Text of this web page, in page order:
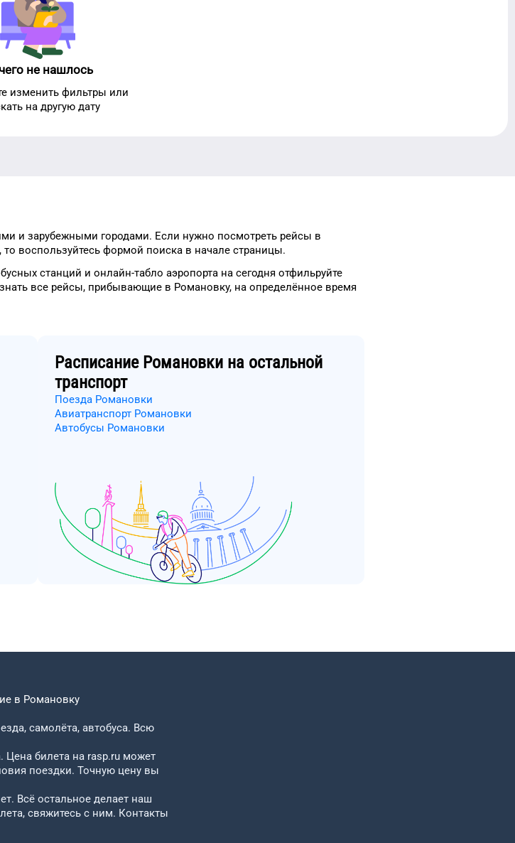
не нашлось
изменить фильтры или
на другую дату
и зарубежными городами. Если нужно посмотреть рейсы в
то воспользуйтесь формой поиска в начале страницы.
станций и онлайн-табло аэропорта на сегодня отфильруйте
все рейсы, прибывающие в Романовку, на определённое время
Расписание Романовки на остальной
транспорт
Поезда Романовки
Авиатранспорт Романовки
Автобусы Романовки
в Романовку
самолёта, автобуса. Всю
Цена билета на rasp.ru может
поездки. Точную цену вы
Всё остальное делает наш
свяжитесь с ним. Контакты